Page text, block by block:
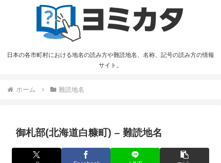
日本の各市町村における地名の読み方や難読地名、名称、記号の読み方の情報
サイト。
ホーム 難読地名
御札部(北海道白糠町) – 難読地名